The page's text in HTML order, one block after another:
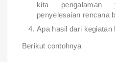
kita pengalaman
penyelesaian rencana
Apa hasil dari kegiatan
Berikut contohnya